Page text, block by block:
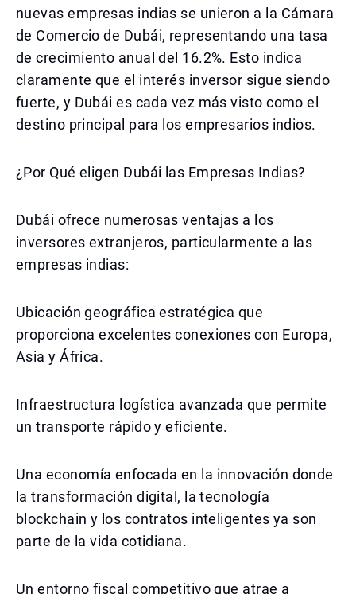
nuevas empresas indias se unieron a la Cámara
de Comercio de Dubái, representando una tasa
de crecimiento anual del 16.2%. Esto indica
claramente que el interés inversor sigue siendo
fuerte, y Dubái es cada vez más visto como el
destino principal para los empresarios indios.
¿Por Qué eligen Dubái las Empresas Indias?
Dubái ofrece numerosas ventajas a los
inversores extranjeros, particularmente a las
empresas indias:
Ubicación geográfica estratégica que
proporciona excelentes conexiones con Europa,
Asia y África.
Infraestructura logística avanzada que permite
un transporte rápido y eficiente.
Una economía enfocada en la innovación donde
la transformación digital, la tecnología
blockchain y los contratos inteligentes ya son
parte de la vida cotidiana.
Un entorno fiscal competitivo que atrae a